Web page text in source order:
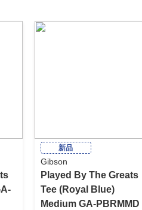
新品
Gibson
Played By The Greats
Tee (Royal Blue)
Medium GA-PBRMMD